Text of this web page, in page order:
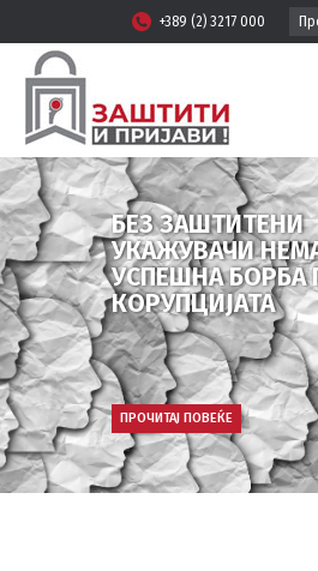
+389 (2) 3217 000
БЕЗ ЗАШТИТЕНИ
УКАЖУВАЧИ
УСПЕШНА БОРБА
КОРУПЦИЈАТА
ПРОЧИТАЈ ПОВЕЌЕ